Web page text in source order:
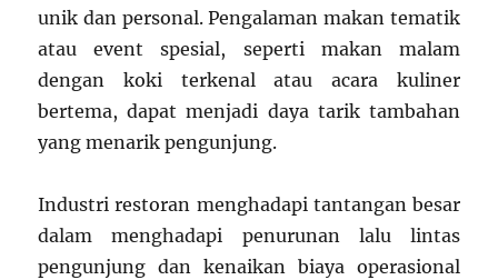
unik dan personal. Pengalaman makan tematik
atau event spesial, seperti makan malam
dengan koki terkenal atau acara kuliner
bertema, dapat menjadi daya tarik tambahan
yang menarik pengunjung.
Industri restoran menghadapi tantangan besar
dalam menghadapi penurunan lalu lintas
pengunjung dan kenaikan biaya operasional